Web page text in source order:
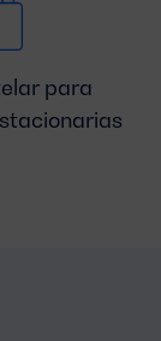
para